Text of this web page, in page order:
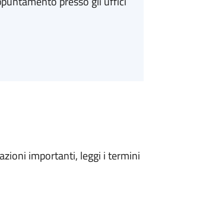
importanti, leggi i termini